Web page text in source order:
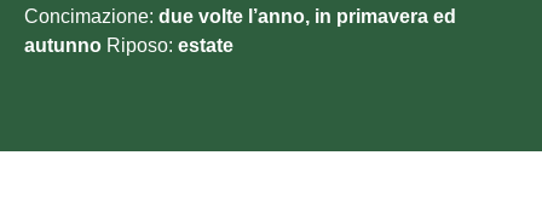
Concimazione: due volte l’anno, in primavera ed
autunno Riposo: estate